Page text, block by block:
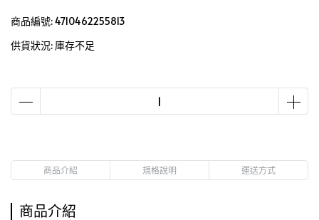
商品編號:4710462255813
供貨狀況: 庫存不足
商品介紹 規格說明 運送方式
商品介紹